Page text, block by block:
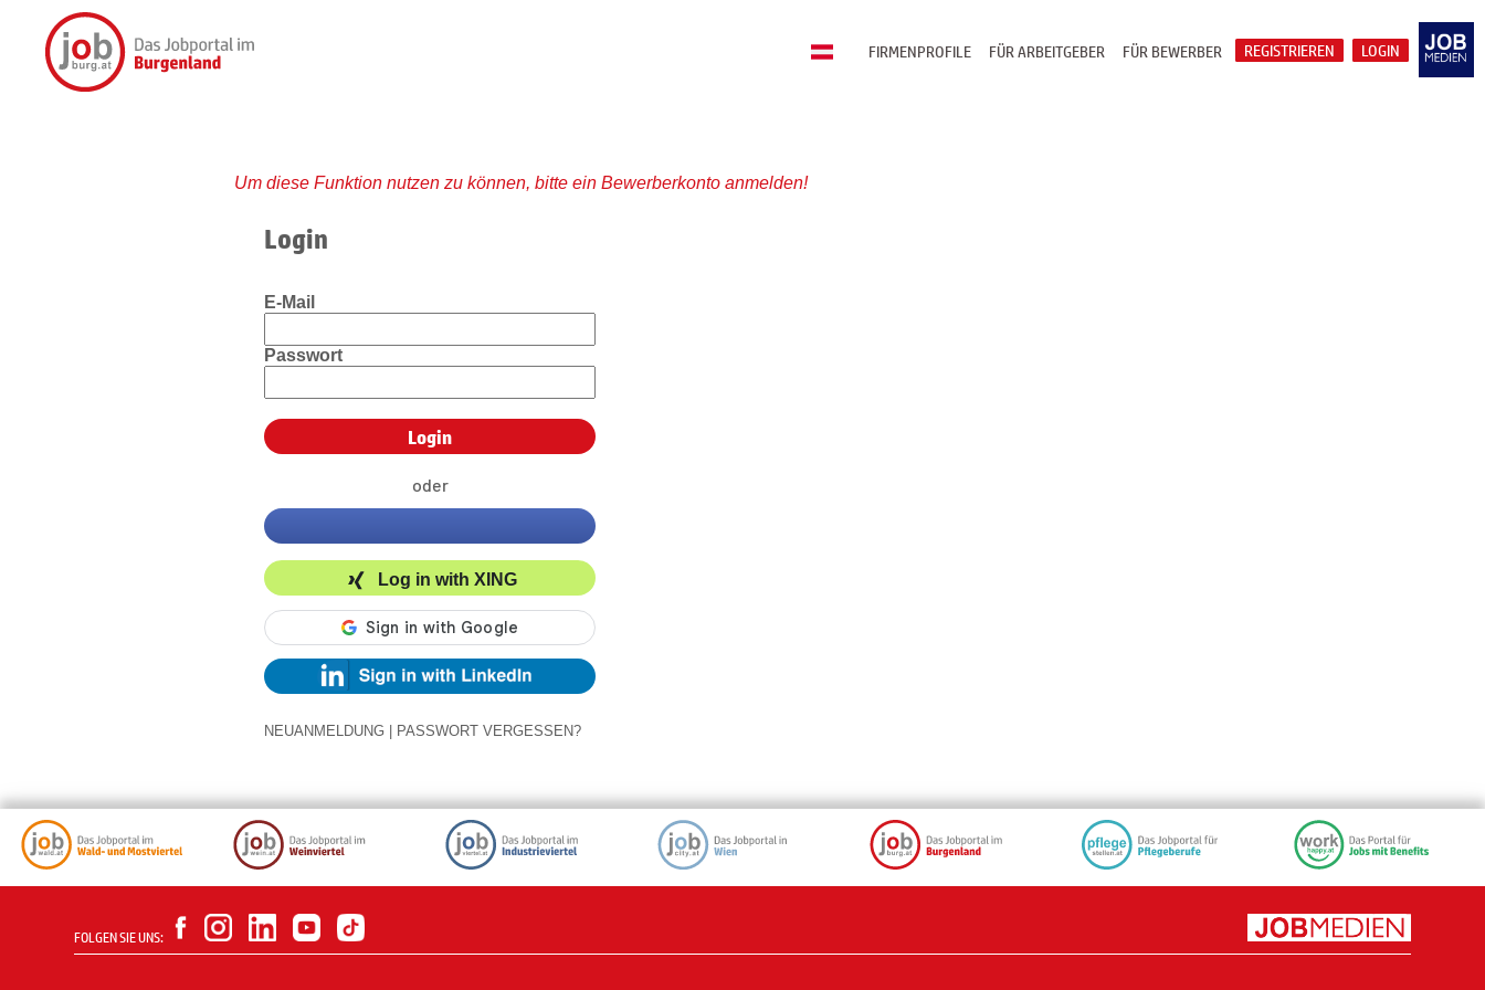
LOGIN
REGISTRIEREN
FÜR BEWERBER
FÜR ARBEITGEBER
FIRMENPROFILE
Um diese Funktion nutzen zu können, bitte ein Bewerberkonto anmelden!
Login
E-Mail
Passwort
oder
Log in with XING
NEUANMELDUNG PASSWORT VERGESSEN?
FOLGEN SIE UNS: